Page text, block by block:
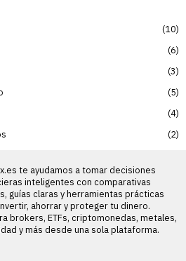
10
6
3
5
4
2
te ayudamos a tomar decisiones
inteligentes con comparativas
guías claras y herramientas prácticas
ahorrar y proteger tu dinero.
brokers, ETFs, criptomonedas, metales,
y más desde una sola plataforma.